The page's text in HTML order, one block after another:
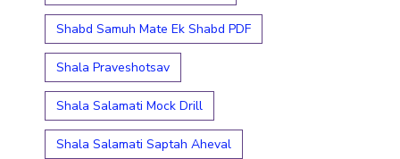
Shabd Samuh Mate Ek Shabd PDF
Shala Praveshotsav
Shala Salamati Mock Drill
Shala Salamati Saptah Aheval